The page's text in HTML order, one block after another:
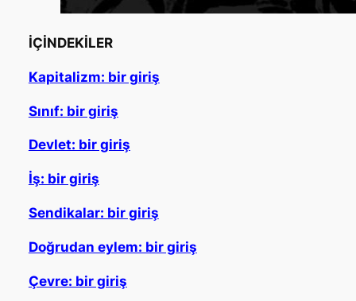
İÇİNDEKİLER
Kapitalizm: bir giriş
Sınıf: bir giriş
Devlet: bir giriş
İş: bir giriş
Sendikalar: bir giriş
Doğrudan eylem: bir giriş
Çevre: bir giriş